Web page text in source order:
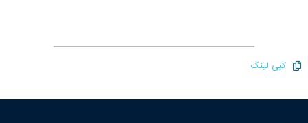
کپی لینک